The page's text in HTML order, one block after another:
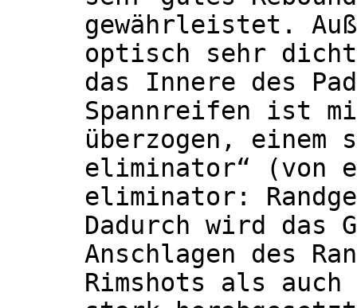
gewährleistet.
optisch sehr
das Innere des
Spannreifen ist
überzogen, einem
eliminator“ (von
eliminator:
Dadurch wird das
Anschlagen des
Rimshots als